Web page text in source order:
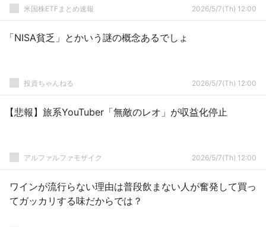
米国株ETFまとめ速報 2026/5/7(Th) 12:00
「NISA貧乏」とかいう謎の概念あるでしょ
投資ちゃんねる 2026/5/7(Th) 12:00
【悲報】旅系YouTuber「無敵のレオ」が収益化停止
アルファルファモザイク 2026/5/7(Th) 12:00
ワインが流行らない理由は普段飲まない人が奮発して買っ
てガッカリする味だからでは？